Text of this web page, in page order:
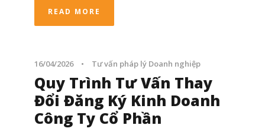
READ MORE
16/04/2026 • Tư vấn pháp lý Doanh nghiệp
Quy Trình Tư Vấn Thay
Đổi Đăng Ký Kinh Doanh
Công Ty Cổ Phần